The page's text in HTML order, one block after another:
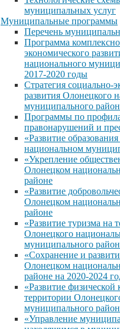
муниципальных услуг
Муниципальные программы
Перечень
Программа
экономического
национального
2017-2020 годы
Стратегия социально-
развития Олонецкого
муниципального
Программы по
правонарушений и
«Развитие
национальном
«Укрепление
Олонецком
районе
«Развитие
Олонецком
районе
«Развитие туризма на
Олонецкого
муниципального
«Сохранение и
Олонецком
районе на 2020-2024
«Развитие физической
территории
муниципального
«Управление